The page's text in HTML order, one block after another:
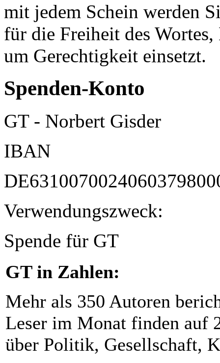
mit jedem Schein werden
für die Freiheit des
um Gerechtigkeit einsetzt.
Spenden-Konto
GT - Norbert Gisder
IBAN
Verwendungszweck:
Spende für GT
GT in Zahlen:
Mehr als 350 Autoren
Leser im Monat finden auf
über Politik, Gesellschaft,